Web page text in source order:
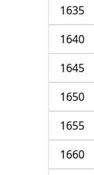
1635
1640
1645
1650
1655
1660